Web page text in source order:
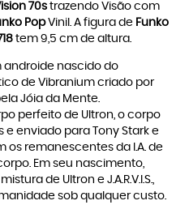
70s trazendo Visão com
PopVinil. A figura de Funko
tem 9,5 cm de altura.
androide nascido do
de Vibranium criado por
Jóia da Mente.
perfeito de Ultron, o corpo
enviado para Tony Stark e
os remanescentes da I.A. de
corpo. Em seu nascimento,
de Ultron e J.A.R.V.I.S.,
sob qualquer custo.